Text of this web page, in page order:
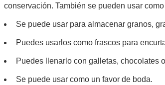
conservación. También se pueden usar
Se puede usar para almacenar granos,
Puedes usarlos como frascos para
Puedes llenarlo con galletas, chocolates
Se puede usar como un favor de boda.